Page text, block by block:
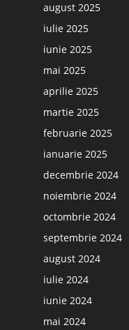
august 2025
iulie 2025
iunie 2025
mai 2025
aprilie 2025
martie 2025
februarie 2025
ianuarie 2025
decembrie 2024
noiembrie 2024
octombrie 2024
septembrie 2024
august 2024
iulie 2024
iunie 2024
mai 2024